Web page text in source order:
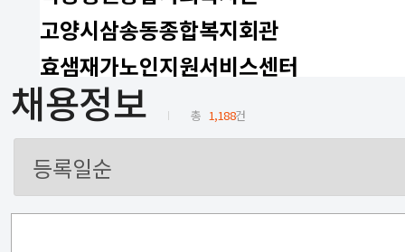
고양시삼송동종합복지회관
효샘재가노인지원서비스센터
채용정보 총 1,188건